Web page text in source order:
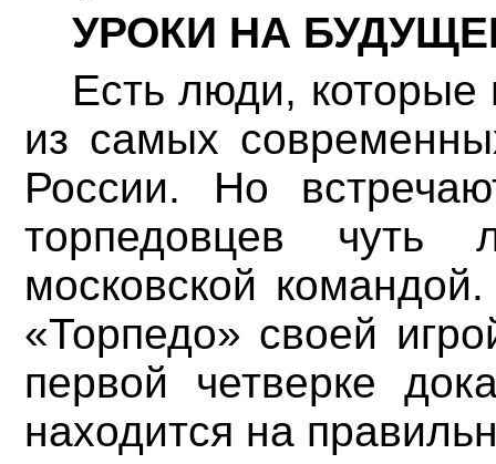
УРОКИ НА
Есть люди,
из самых
России. Но
торпедовцев
московской
«Торпедо» своей
первой четверке
находится на